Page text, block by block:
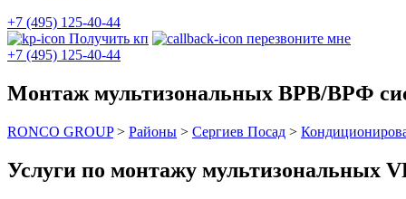
+7 (495) 125-40-44
Получить кп
перезвоните мне
+7 (495) 125-40-44
Монтаж мультизональных ВРВ/ВРФ
RONCO GROUP> Районы > Сергиев Посад >
Услуги по монтажу мультизональных